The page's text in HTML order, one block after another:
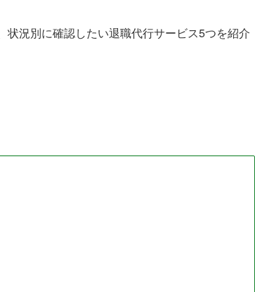
況別に確認したい退職代行サービス5つを紹介